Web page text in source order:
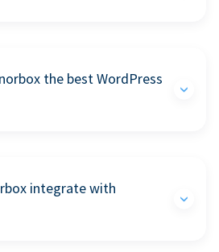
the best WordPress
integrate with